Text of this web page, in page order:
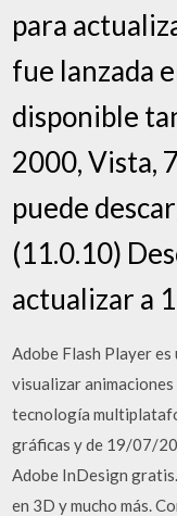
para
fue lanzada
disponible
2000, Vista,
puede
(11.0.10)
actualizar a
Adobe Flash Player
visualizar
tecnología
gráficas y de 19/07/
Adobe InDesign
en 3D y mucho más.